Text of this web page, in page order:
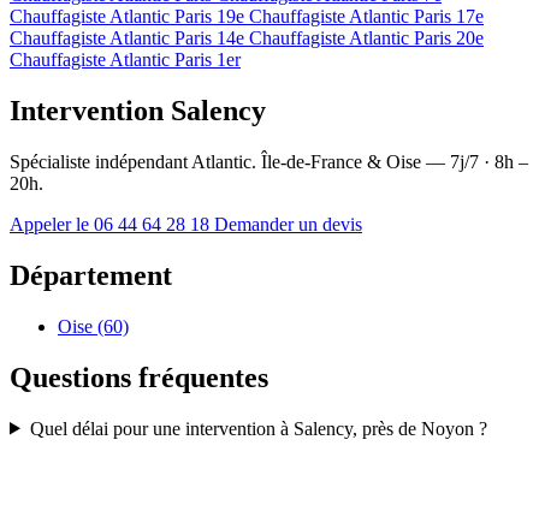
Chauffagiste Atlantic Paris 19e Chauffagiste Atlantic Paris 17e
Chauffagiste Atlantic Paris 14e Chauffagiste Atlantic Paris 20e
Chauffagiste Atlantic Paris 1er
Intervention Salency
Spécialiste indépendant Atlantic. Île-de-France & Oise — 7j/7 · 8h –
20h.
Appeler le 06 44 64 28 18 Demander un devis
Département
Oise (60)
Questions fréquentes
Quel délai pour une intervention à Salency, près de Noyon ?